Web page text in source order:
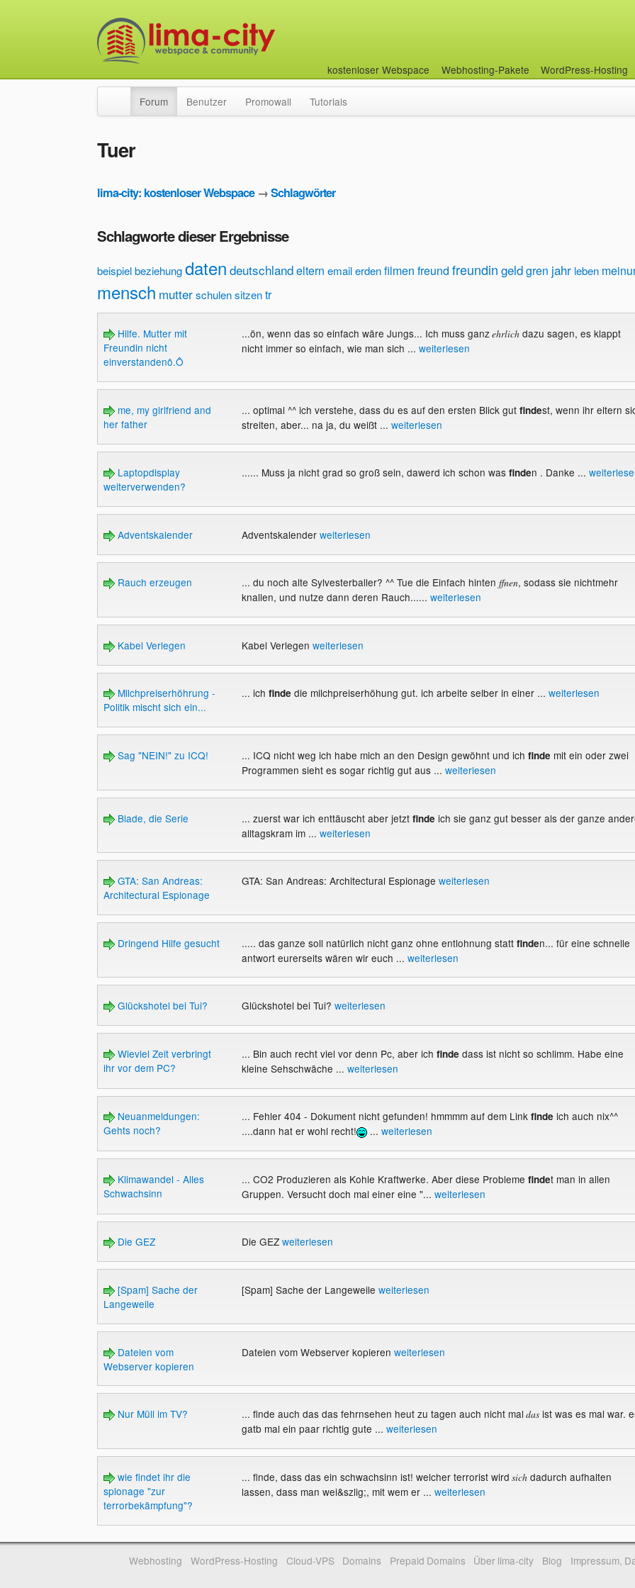
kostenloser Webspace Webhosting-Pakete WordPress-Hosting
Forum Benutzer Promowall Tutorials
Tuer
lima-city: kostenloser Webspace→Schlagwörter
Schlagworte dieser Ergebnisse
beispielbeziehungdaten deutschlandeltern emailerdenfilmen freund freundin geldgren jahr leben
mensch mutterschulensitzentr
Hilfe. Mutter mit
Freundin nicht
einverstandenô.Ô
...ön, wenn das so einfach wäre Jungs... Ich muss ganzehrlichdazu sagen, es klappt
nicht immer so einfach, wie man sich ... weiterlesen
me, my girlfriend and
her father
... optimal ^^ ich verstehe, dass du es auf den ersten Blick gutfindest, wenn ihr eltern
streiten, aber... na ja, du weißt ... weiterlesen
Laptopdisplay
weiterverwenden?
...... Muss ja nicht grad so groß sein, dawerd ich schon wasfinden . Danke ...
Adventskalender Adventskalender weiterlesen
Rauch erzeugen ... du noch alte Sylvesterballer? ^^ Tue die Einfach hinten ffnen, sodass sie nichtmehr
knallen, und nutze dann deren Rauch...... weiterlesen
Kabel Verlegen Kabel Verlegen weiterlesen
Milchpreiserhöhrung -
Politik mischt sich ein...
... ich finde die milchpreiserhöhung gut. ich arbeite selber in einer ... weiterlesen
Sag "NEIN!" zu ICQ! ... ICQ nicht weg ich habe mich an den Design gewöhnt und ich finde mit ein oder zwei
Programmen sieht es sogar richtig gut aus ... weiterlesen
Blade, die Serie ... zuerst war ich enttäuscht aber jetztfinde ich sie ganz gut besser als der ganze
alltagskram im ... weiterlesen
GTA: San Andreas:
Architectural Espionage
GTA: San Andreas: Architectural Espionage weiterlesen
Dringend Hilfe gesucht ..... das ganze soll natürlich nicht ganz ohne entlohnung stattfinden... für eine schnelle
antwort eurerseits wären wir euch ... weiterlesen
Glückshotel bei Tui? Glückshotel bei Tui? weiterlesen
Wieviel Zeit verbringt
ihr vor dem PC?
... Bin auch recht viel vor denn Pc, aber ich finde dass ist nicht so schlimm. Habe eine
kleine Sehschwäche ... weiterlesen
Neuanmeldungen:
Gehts noch?
... Fehler 404 - Dokument nicht gefunden! hmmmm auf dem Linkfinde ich auch nix^^
....dann hat er wohl recht!
... weiterlesen
Klimawandel - Alles
Schwachsinn
... CO2 Produzieren als Kohle Kraftwerke. Aber diese Probleme findet man in allen
Gruppen. Versucht doch mal einer eine "... weiterlesen
Die GEZ Die GEZ weiterlesen
[Spam] Sache der
Langeweile
[Spam] Sache der Langeweile weiterlesen
Dateien vom
Webserver kopieren
Dateien vom Webserver kopieren weiterlesen
Nur Müll im TV? ... finde auch das das fehrnsehen heut zu tagen auch nicht mal dasist was es mal war.
gatb mal ein paar richtig gute ... weiterlesen
wie findet ihr die
spionage "zur
terrorbekämpfung"?
... finde, dass das ein schwachsinn ist! welcher terrorist wird sichdadurch aufhalten
lassen, dass man wei&szlig;, mit wem er ... weiterlesen
Webhosting WordPress-Hosting Cloud-VPS Domains Prepaid Domains Über lima-city Blog Impressum,